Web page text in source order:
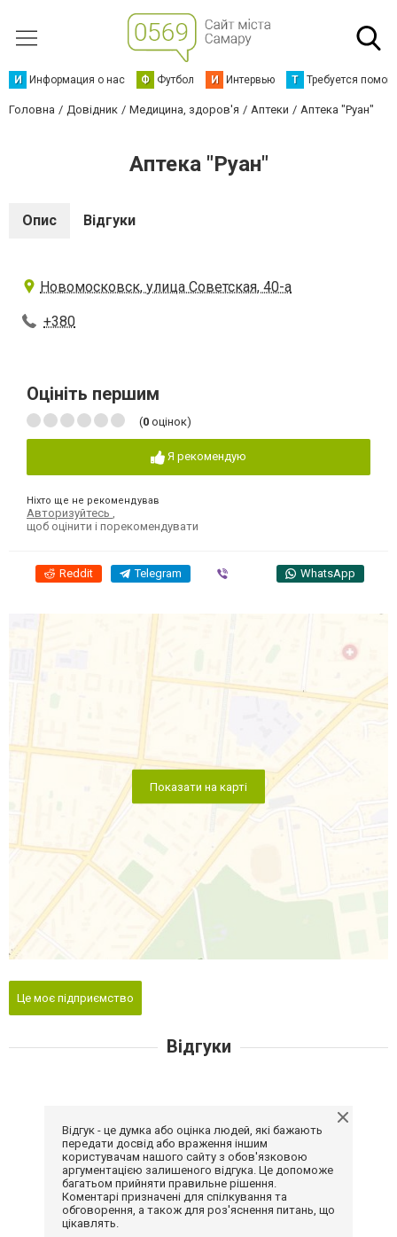
И Информация о нас Ф Футбол И Интервью Т Требуется
Головна Довідник Медицина, здоров'я Аптеки Аптека "Руан"
Аптека "Руан"
Опис Відгуки
Новомосковск, улица Советская, 40-а
+380
Оцініть першим
(0 оцінок)
Я рекомендую
Ніхто ще не рекомендував
Авторизуйтесь
щоб оцінити і порекомендувати
Reddit Telegram WhatsApp
Показати на карті
Це моє підприємство
Відгуки
Відгук - це думка або оцінка людей, які бажають
передати досвід або враження іншим
користувачам нашого сайту з обов'язковою
аргументацією залишеного відгука. Це допоможе
багатьом прийняти правильне рішення.
Коментарі призначені для спілкування та
обговорення, а також для роз'яснення питань, що
цікавлять.